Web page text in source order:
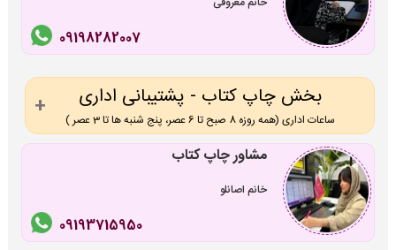
09198282007
بخش چاپ کتاب - پشتیبانی اداری
ساعات اداری (همه روزه 8 صبح تا 6 عصر، پنج شنبه ها تا 3 عصر )
مشاور چاپ کتاب
خانم اصانلو
09193715950